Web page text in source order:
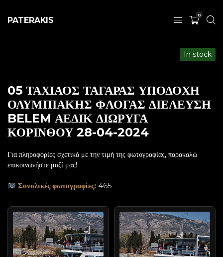
PATERAKIS
0
05 ΤΑΧΙΑΟΣ ΤΑΓΑΡΑΣ ΥΠΟΔΟΧΗ
ΟΛΥΜΠΙΑΚΗΣ ΦΛΟΓΑΣ ΔΙΕΛΕΥΣΗ
BELEM ΑΕΔΙΚ ΔΙΩΡΥΓΑ
ΚΟΡΙΝΘΟΥ 28-04-2024
In stock
Για πληροφορίες σχετικά με την τιμή της φωτογραφίας, παρακαλώ
επικοινωνήστε μαζί μας!
Συνολικές φωτογραφίες: 465